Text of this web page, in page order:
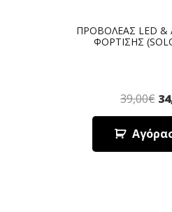
ΠΡΟΒΟΛΕΑΣ LED
ΦΟΡΤΙΣΗΣ
39,00€